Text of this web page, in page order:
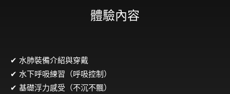
體驗內容
✔ 水肺裝備介紹與穿戴
✔ 水下呼吸練習（呼吸控制）
✔ 基礎浮力感受（不沉不飄）